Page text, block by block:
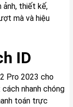
ảnh, thiết kế,
mà và hiệu
ID
Pro 2023 cho
nhanh chóng
toán trực